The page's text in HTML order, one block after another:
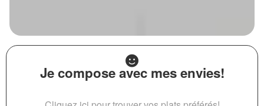
Je compose avec mes envies!